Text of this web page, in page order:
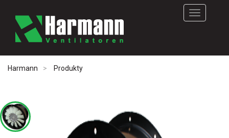
Rozwiń
nawigację
Harmann Produkty